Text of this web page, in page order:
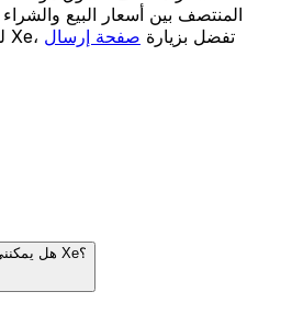
المنتصف بين أسعار البيع
لمعرفة تكلفة هذا التحويل مع Xe، تفضل بزيارة صفحة إرسال
هل يمكنني ضبط تنبيهات الأسعار باستخدام Xe؟